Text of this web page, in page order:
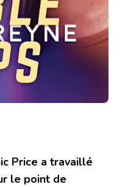
Price a travaillé
le point de